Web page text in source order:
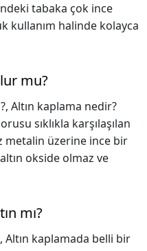
tabaka çok ince
kullanım halinde kolayca
mu?
Altın kaplama nedir?
sıklıkla karşılaşılan
metalin üzerine ince bir
okside olmaz ve
mı?
Altın kaplamada belli bir